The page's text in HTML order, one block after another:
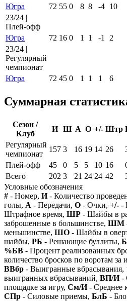
Югра
72 55 0 8 8 -4 10
23/24 |
Плей-офф
Югра
72 16 0 1 1 -1 2
23/24 |
Регулярный
чемпионат
Югра
72 45 0 1 1 1 6
Суммарная
Сезон /
Клуб
И Ш А О +/- Штр
Регулярный
чемпионат
157 3 16 19 14 26
Плей-офф
45 0 5 5 10 16
Всего
202 3 21 24 24 42
Условные обозначения
# - Номер, И- Количество
голы, А - Передачи, О - Очки, +/- -
Штрафное время, ШР - Шайбы в
заброшенные в большинстве, ШМ
меньшинстве, ШО - Шайбы в
шайбы, РБ - Решающие буллиты,
%БВ - Процент реализованных
количество бросков по воротам за
ВВбр - Выигранные вбрасывания,
выигранных вбрасываний, ВП/И-
площадке за игру, См/И- Среднее
СПр - Силовые приемы, БлБ -